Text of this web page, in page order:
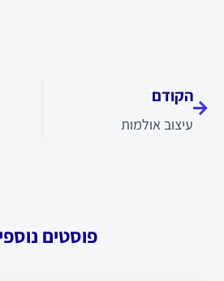
הקודם
עיצוב אולמות
פוסטים